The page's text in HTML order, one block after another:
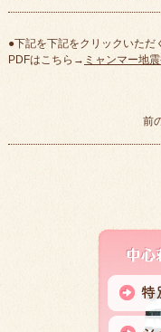
●下記を下記をクリックいただ
PDFはこちら→ ミャンマー地
前